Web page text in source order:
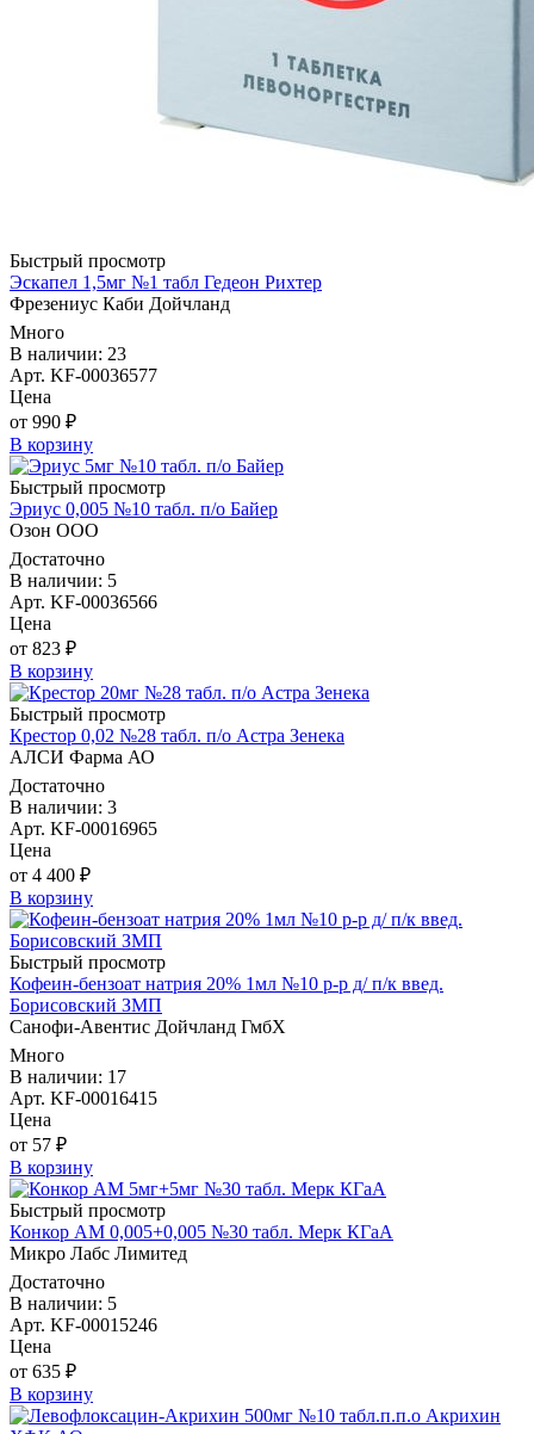
Быстрый просмотр
Эскапел 1,5мг №1 табл Гедеон Рихтер
Фрезениус Каби Дойчланд
Много
В наличии: 23
Арт. KF-00036577
Цена
от 990 ₽
В корзину
Быстрый просмотр
Эриус 0,005 №10 табл. п/о Байер
Озон ООО
Достаточно
В наличии: 5
Арт. KF-00036566
Цена
от 823 ₽
В корзину
Быстрый просмотр
Крестор 0,02 №28 табл. п/о Астра Зенека
АЛСИ Фарма АО
Достаточно
В наличии: 3
Арт. KF-00016965
Цена
от 4 400 ₽
В корзину
Быстрый просмотр
Кофеин-бензоат натрия 20% 1мл №10 р-р д/ п/к введ.
Борисовский ЗМП
Санофи-Авентис Дойчланд ГмбХ
Много
В наличии: 17
Арт. KF-00016415
Цена
от 57 ₽
В корзину
Быстрый просмотр
Конкор АМ 0,005+0,005 №30 табл. Мерк КГаА
Микро Лабс Лимитед
Достаточно
В наличии: 5
Арт. KF-00015246
Цена
от 635 ₽
В корзину